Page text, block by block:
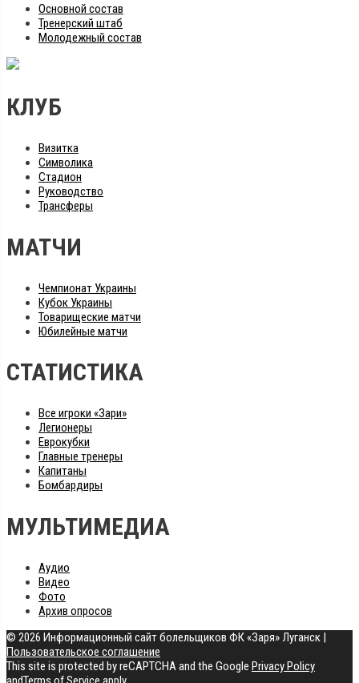
Основной состав
Тренерский штаб
Молодежный состав
КЛУБ
Визитка
Символика
Стадион
Руководство
Трансферы
МАТЧИ
Чемпионат Украины
Кубок Украины
Товарищеские матчи
Юбилейные матчи
СТАТИСТИКА
Все игроки «Зари»
Легионеры
Еврокубки
Главные тренеры
Капитаны
Бомбардиры
МУЛЬТИМЕДИА
Аудио
Видео
Фото
Архив опросов
© 2026 Информационный сайт болельщиков ФК «Заря» Луганск |
Пользовательское соглашение
This site is protected by reCAPTCHA and the Google Privacy Policy